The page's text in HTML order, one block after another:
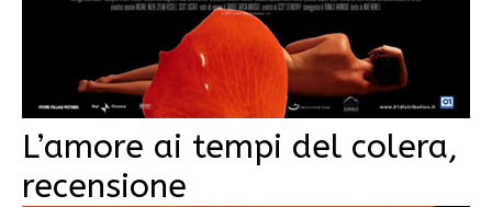
L’amore ai tempi del colera,
recensione